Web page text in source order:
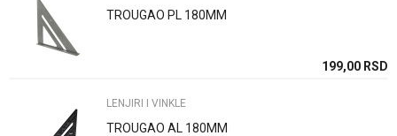
Anti-spam zaštita - izračunajte koliko je 2 + 3 :
POŠALJI
TROUGAO PL 180MM
199,00 RSD
LENJIRI I VINKLE
TROUGAO AL 180MM